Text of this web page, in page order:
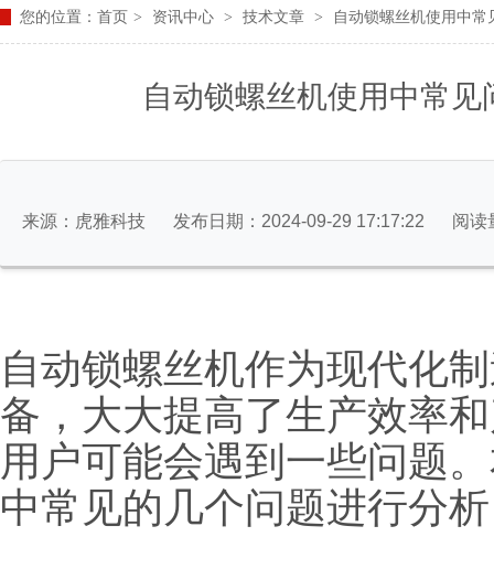
您的位置： 首页 > 资讯中心 > 技术文章 > 自动锁螺丝机使用中
自动锁螺丝机使用中常
来源：虎雅科技 发布日期：2024-09-29 17:17:22 阅读
自动锁螺丝机作为现代化
备，大大提高了生产效率
用户可能会遇到一些问题
中常见的几个问题进行分